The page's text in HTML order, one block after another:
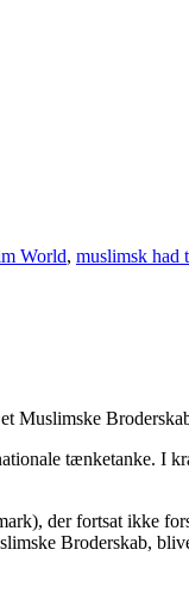
World, muslimsk had
tænketanke. I
der fortsat ikke
Broderskab,